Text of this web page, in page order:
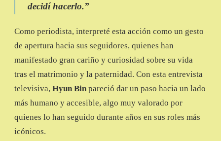
decidí hacerlo.”
Como periodista, interpreté esta acción como un gesto
de apertura hacia sus seguidores, quienes han
manifestado gran cariño y curiosidad sobre su vida
tras el matrimonio y la paternidad. Con esta entrevista
televisiva, Hyun Bin pareció dar un paso hacia un lado
más humano y accesible, algo muy valorado por
quienes lo han seguido durante años en sus roles más
icónicos.